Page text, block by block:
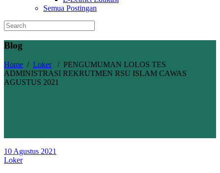
Semua Postingan
Blog
Home / Loker / PENGUMUMAN LOLOS TES
ADMINISTRASI REKRUTMEN RSU ISLAM CAWAS
AGUSTUS 2021
10 Agustus 2021
Loker